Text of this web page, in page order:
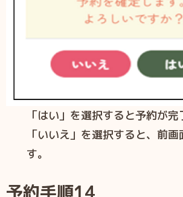
「はい」を選択すると予約が完
「いいえ」を選択すると、前
す。
予約手順14